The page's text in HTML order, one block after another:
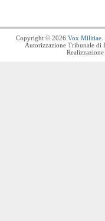
Copyright © 2026 Vox Militiae
Autorizzazione Tribunale di